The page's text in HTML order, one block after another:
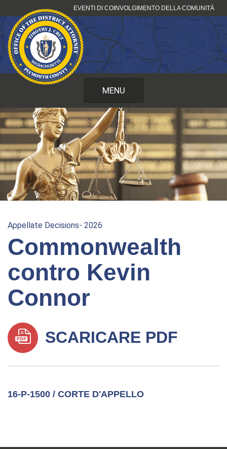
al
contenuto
EVENTI DI COINVOLGIMENTO DELLA COMUNITÀ
MENU
Appellate Decisions- 2026
Commonwealth
contro Kevin
Connor
SCARICARE PDF
16-P-1500 / CORTE D'APPELLO